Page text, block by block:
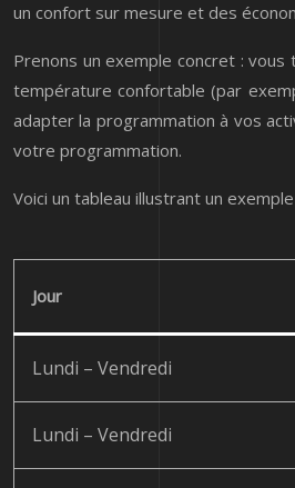
un confort sur mesure et des
Prenons un exemple concret :
température confortable (par
adapter la programmation à vos
votre programmation.
Voici un tableau illustrant un
Jour
Lundi – Vendredi
Lundi – Vendredi